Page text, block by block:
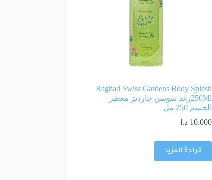
Raghad Swiss Gardens Body Splash
250Mlرغد سويس جاردنز معطر
الجسم 250 مل
10.000 د.ا
قراءة المزيد